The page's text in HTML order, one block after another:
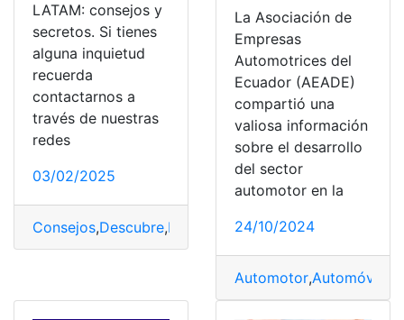
LATAM: consejos y
secretos. Si tienes
alguna inquietud
recuerda
contactarnos a
través de nuestras
redes
03/02/2025
Consejos,Descubre,LATAM secretos,Viajar
La Asociación de
Empresas
Automotrices del
Ecuador (AEADE)
compartió una
valiosa información
sobre el desarrollo
del sector
automotor en la
24/10/2024
Automotor,Automóvil